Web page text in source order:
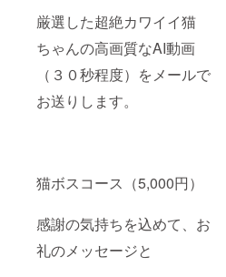
厳選した超絶カワイイ猫
ちゃんの高画質なAI動画
（３０秒程度）をメールで
お送りします。
猫ボスコース（5,000円）
感謝の気持ちを込めて、お
礼のメッセージと